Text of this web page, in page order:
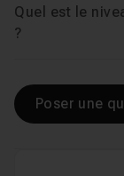
Chapitre 5 :
Quel est le
?
Poser une